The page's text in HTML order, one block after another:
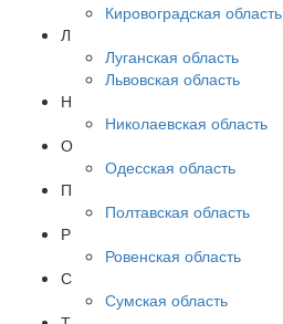
Кировоградская область
Л
Луганская область
Львовская область
Н
Николаевская область
О
Одесская область
П
Полтавская область
Р
Ровенская область
С
Сумская область